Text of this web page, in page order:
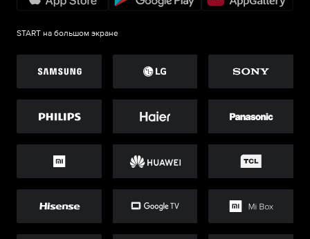
START на большом экране